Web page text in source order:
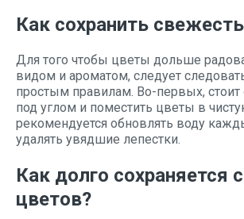
Как сохранить
Для того чтобы цветы дольше
видом и ароматом, следует
простым правилам. Во-первых, стоит
под углом и поместить цветы в
рекомендуется обновлять воду
удалять увядшие лепестки.
Как долго сохраняется
цветов?